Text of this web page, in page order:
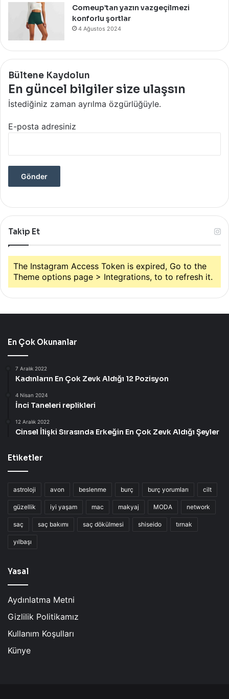
Comeup’tan yazın vazgeçilmezi
konforlu şortlar
4 Ağustos 2024
Bültene Kaydolun
En güncel bilgiler size ulaşsın
İstediğiniz zaman ayrılma özgürlüğüyle.
E-posta adresiniz
Takip Et
The Instagram Access Token is expired, Go to the
Theme options page > Integrations, to to refresh it.
En Çok Okunanlar
7 Aralık 2022
Kadınların En Çok Zevk Aldığı 12 Pozisyon
4 Nisan 2024
İnci Taneleri replikleri
12 Aralık 2022
Cinsel İlişki Sırasında Erkeğin En Çok Zevk Aldığı Şeyler
Etiketler
astroloji avon beslenme burç burç yorumları cilt
güzellik iyi yaşam mac makyaj MODA network
saç saç bakımı saç dökülmesi shiseido tırnak
yılbaşı
Yasal
Aydınlatma Metni
Gizlilik Politikamız
Kullanım Koşulları
Künye